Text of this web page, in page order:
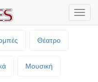
Θέατρο
Μουσική